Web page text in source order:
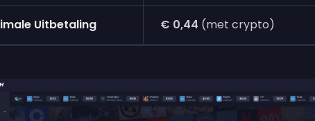
Uitbetaling € 0,44 (met crypto)